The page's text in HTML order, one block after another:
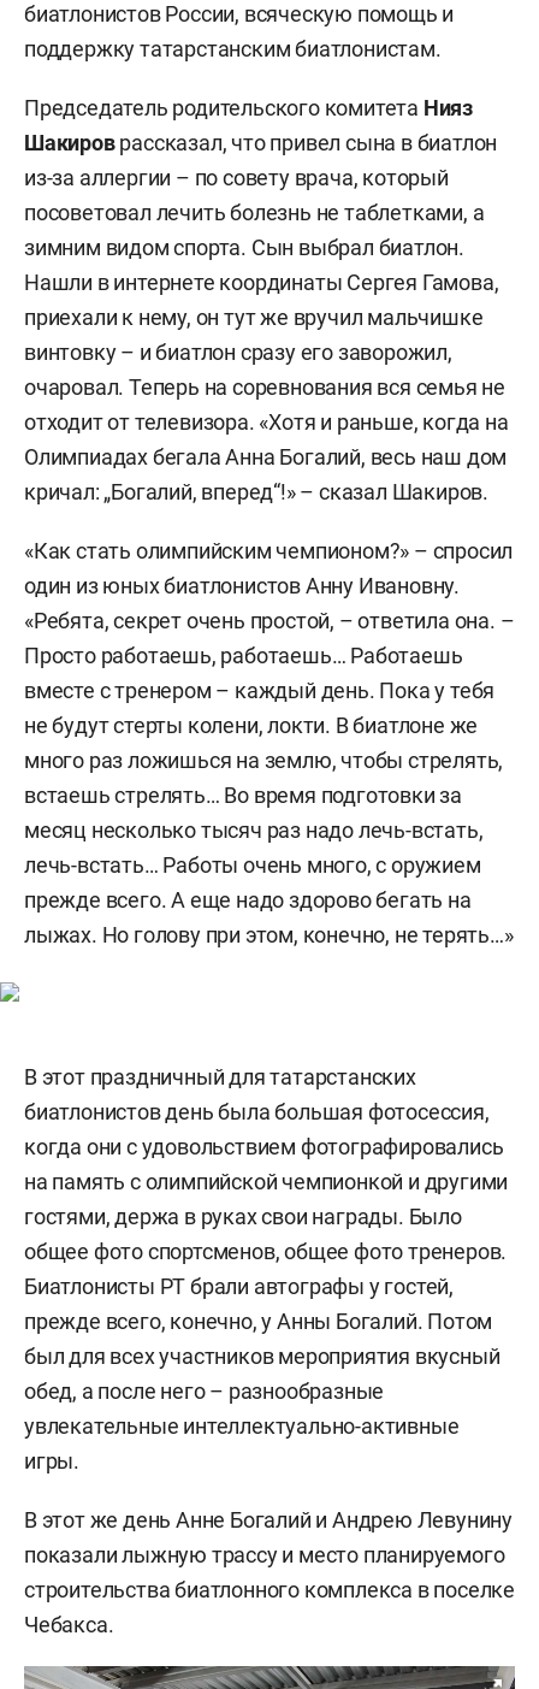
биатлонистов России, всяческую помощь и
поддержку татарстанским биатлонистам.
Председатель родительского комитета Нияз
Шакироврассказал, что привел сына в биатлон
из-за аллергии – по совету врача, который
посоветовал лечить болезнь не таблетками, а
зимним видом спорта. Сын выбрал биатлон.
Нашли в интернете координаты Сергея Гамова,
приехали к нему, он тут же вручил мальчишке
винтовку – и биатлон сразу его заворожил,
очаровал. Теперь на соревнования вся семья не
отходит от телевизора. «Хотя и раньше, когда на
Олимпиадах бегала Анна Богалий, весь наш дом
кричал: „Богалий, вперед“!» – сказал Шакиров.
«Как стать олимпийским чемпионом?» – спросил
один из юных биатлонистов Анну Ивановну.
«Ребята, секрет очень простой, – ответила она. –
Просто работаешь, работаешь… Работаешь
вместе с тренером – каждый день. Пока у тебя
не будут стерты колени, локти. В биатлоне же
много раз ложишься на землю, чтобы стрелять,
встаешь стрелять… Во время подготовки за
месяц несколько тысяч раз надо лечь-встать,
лечь-встать… Работы очень много, с оружием
прежде всего. А еще надо здорово бегать на
лыжах. Но голову при этом, конечно, не терять…»
В этот праздничный для татарстанских
биатлонистов день была большая фотосессия,
когда они с удовольствием фотографировались
на память с олимпийской чемпионкой и другими
гостями, держа в руках свои награды. Было
общее фото спортсменов, общее фото тренеров.
Биатлонисты РТ брали автографы у гостей,
прежде всего, конечно, у Анны Богалий. Потом
был для всех участников мероприятия вкусный
обед, а после него – разнообразные
увлекательные интеллектуально-активные
игры.
В этот же день Анне Богалий и Андрею Левунину
показали лыжную трассу и место планируемого
строительства биатлонного комплекса в поселке
Чебакса.